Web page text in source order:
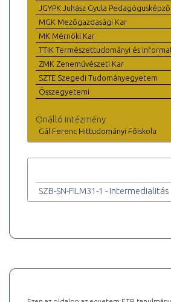
JGYPK Juhász Gyula
MGK Mezőgazdasági Kar
MK Mérnöki Kar
TTIK Természettudományi és
ZMK Zeneművészeti Kar
SZTE Szegedi Tudományegyetem
Összegyetemi
Önálló intézmény
Gál Ferenc Hittudományi Főiskola
SZB-SN-FILM31-1 - Intermedialitás